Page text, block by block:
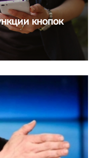
кнопок